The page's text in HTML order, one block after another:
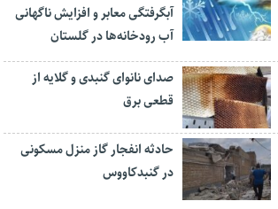
آبگرفتگی معابر و افزایش ناگهانی
آب رودخانه‌ها در گلستان
صدای نانوای گنبدی و گلایه از
قطعی برق
حادثه انفجار گاز منزل مسکونی
در گنبدکاووس